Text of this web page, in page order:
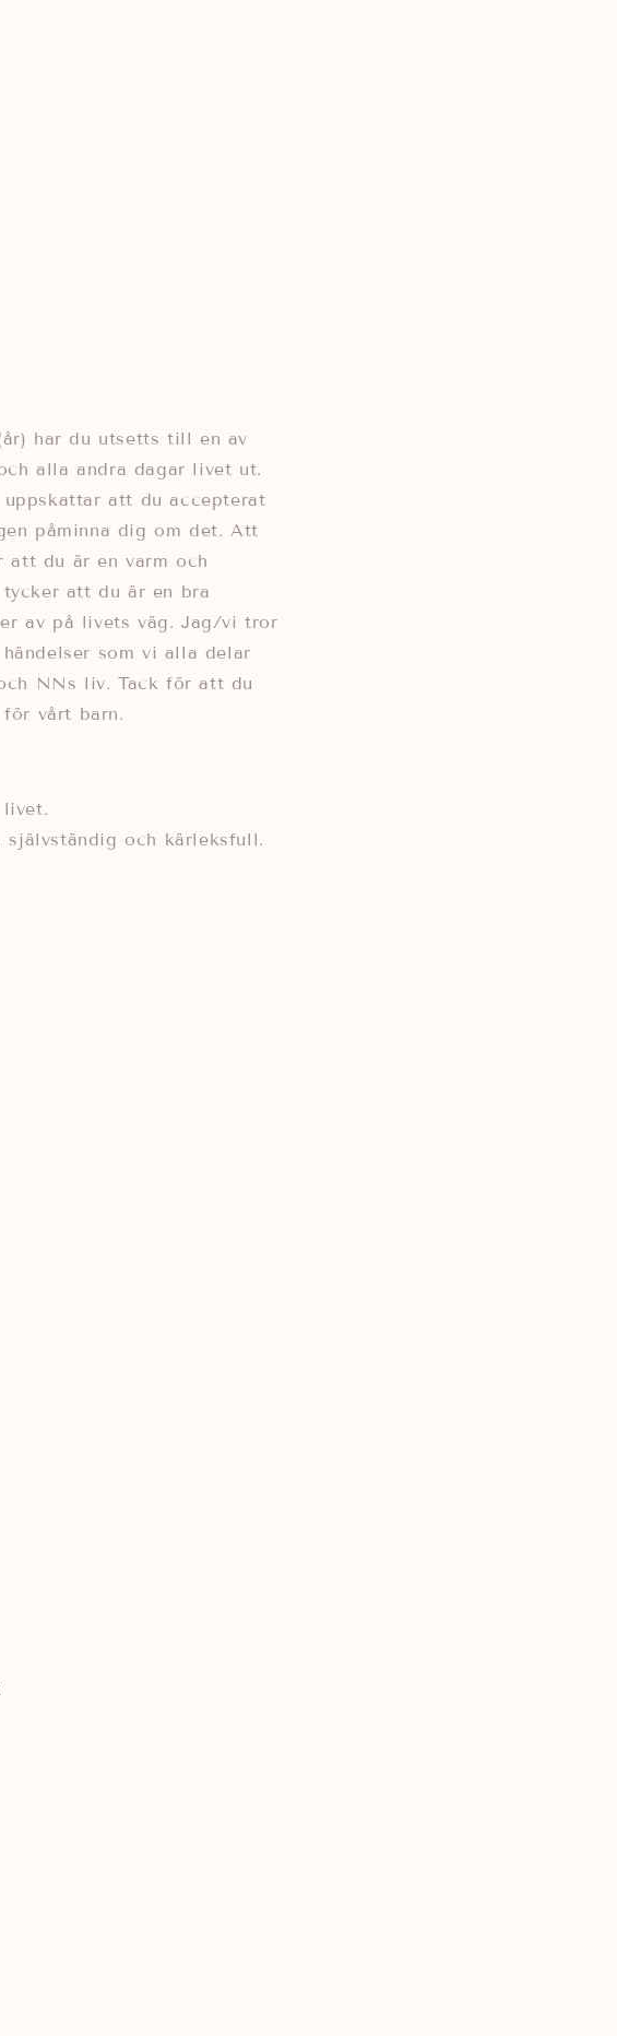
har du utsetts till en av
alla andra dagar livet ut.
att du accepterat
påminna dig om det. Att
du är en varm och
att du är en bra
av på livets väg. Jag/vi tror
som vi alla delar
NNs liv. Tack för att du
vårt barn.
och kärleksfull.